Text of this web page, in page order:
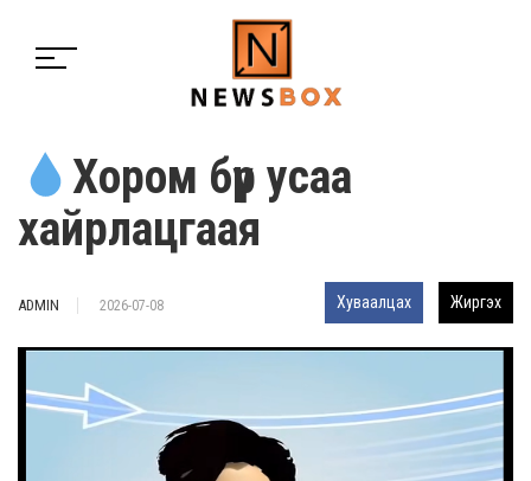
Хором бүр усаа
хайрлацгаая
ADMIN 2026-07-08 Хуваалцах Жиргэх